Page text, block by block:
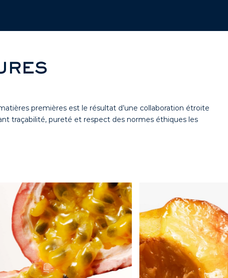
premières est le résultat d’une collaboration étroite
traçabilité, pureté et respect des normes éthiques les